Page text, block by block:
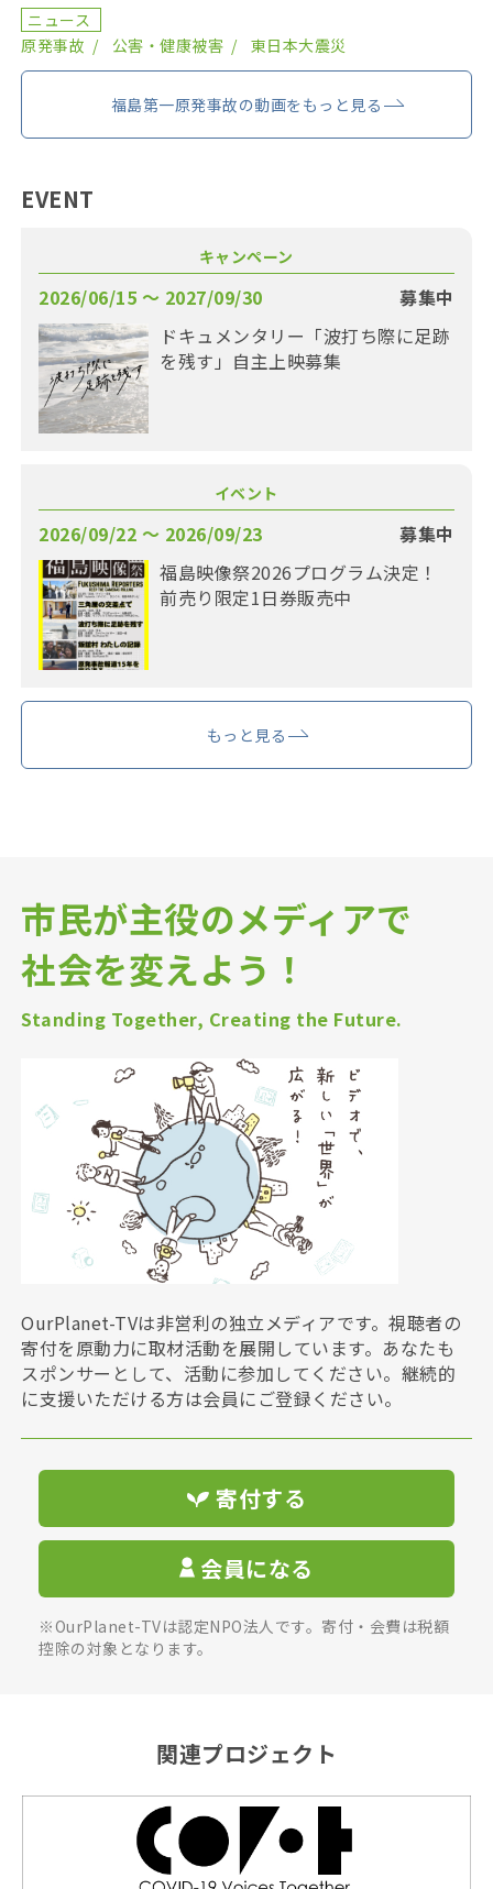
終え、委員が改選されてから初の開催となり、鈴木元保内 […]
ニュース
原発事故
公害・健康被害 東日本大震災
福島第一原発事故の動画をもっと見る
EVENT
キャンペーン
2026/06/15 〜 2027/09/30
募集中
ドキュメンタリー「波打ち際に足跡
を残す」自主上映募集
イベント
2026/09/22 〜 2026/09/23
募集中
福島映像祭2026プログラム決定！
前売り限定1日券販売中
もっと見る
市民が主役のメディアで
社会を変えよう！
Standing Together, Creating the Future.
OurPlanet-TVは非営利の独立メディアです。視聴者の
寄付を原動力に取材活動を展開しています。あなたも
スポンサーとして、活動に参加してください。継続的
に支援いただける方は会員にご登録ください。
寄付する
会員になる
※OurPlanet-TVは認定NPO法人です。寄付・会費は税額
控除の対象となります。
関連プロジェクト